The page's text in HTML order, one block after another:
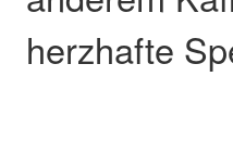
herzhafte